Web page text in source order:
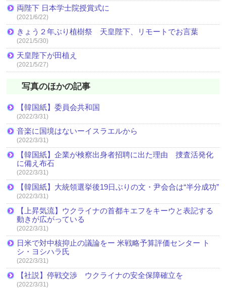
両陛下 日本学士院授賞式に
(2021/6/22)
きょう２年ぶり植樹祭 天皇陛下、リモートでお言葉
(2021/5/30)
天皇陛下が田植え
(2021/5/27)
写真のほかの記事
【韓国紙】委員会共和国
(2022/3/31)
音楽に国境はないーイスラエルから
(2022/3/31)
【韓国紙】企業が検察出身者招聘に出た理由 捜査活発化
に備え布石
(2022/3/31)
【韓国紙】大統領選挙後19日ぶりの文・尹会合は“半分成功”
(2022/3/31)
【上昇気流】ウクライナの首都キエフをキーウと表記する
動きが広がっている
(2022/3/31)
日米で対中核抑止の議論をー 米戦略予算評価センター ト
シ・ヨシハラ氏
(2022/3/31)
【社説】停戦交渉 ウクライナの安全保障確立を
(2022/3/31)